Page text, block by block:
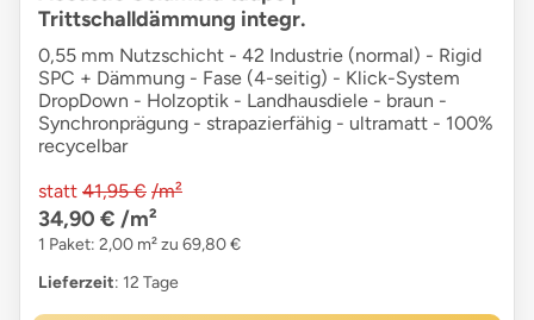
Trittschalldämmung integr.
0,55 mm Nutzschicht - 42 Industrie (normal) - Rigid
SPC + Dämmung - Fase (4-seitig) - Klick-System
DropDown - Holzoptik - Landhausdiele - braun -
Synchronprägung - strapazierfähig - ultramatt - 100%
recycelbar
statt 41,95 € /m²
34,90 € /m²
1 Paket: 2,00 m² zu 69,80 €
Lieferzeit: 12 Tage